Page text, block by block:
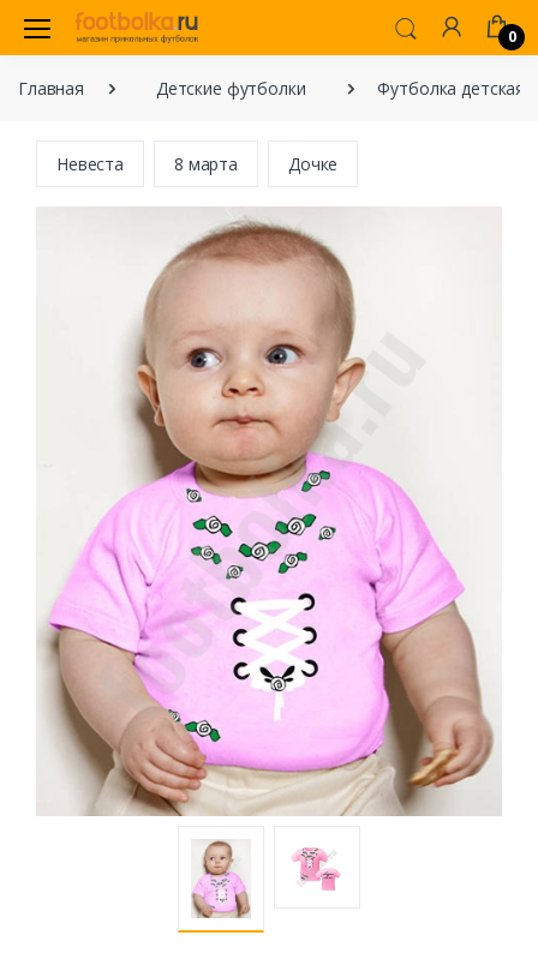
0
Главная Детские футболки Футболка детская
Невеста 8 марта Дочке